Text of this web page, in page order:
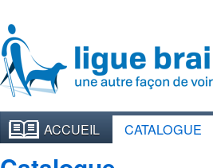
ACCUEIL CATALOGUE